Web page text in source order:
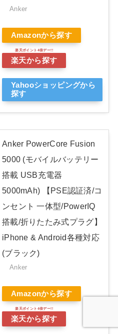
Anker
Amazonから探す
楽天から探す
Yahooショッピングから
探す
Anker PowerCore Fusion
5000 (モバイルバッテリー
搭載 USB充電器
5000mAh) 【PSE認証済/コ
ンセント 一体型/PowerIQ
搭載/折りたたみ式プラグ】
iPhone & Android各種対応
(ブラック)
Anker
Amazonから探す
楽天から探す